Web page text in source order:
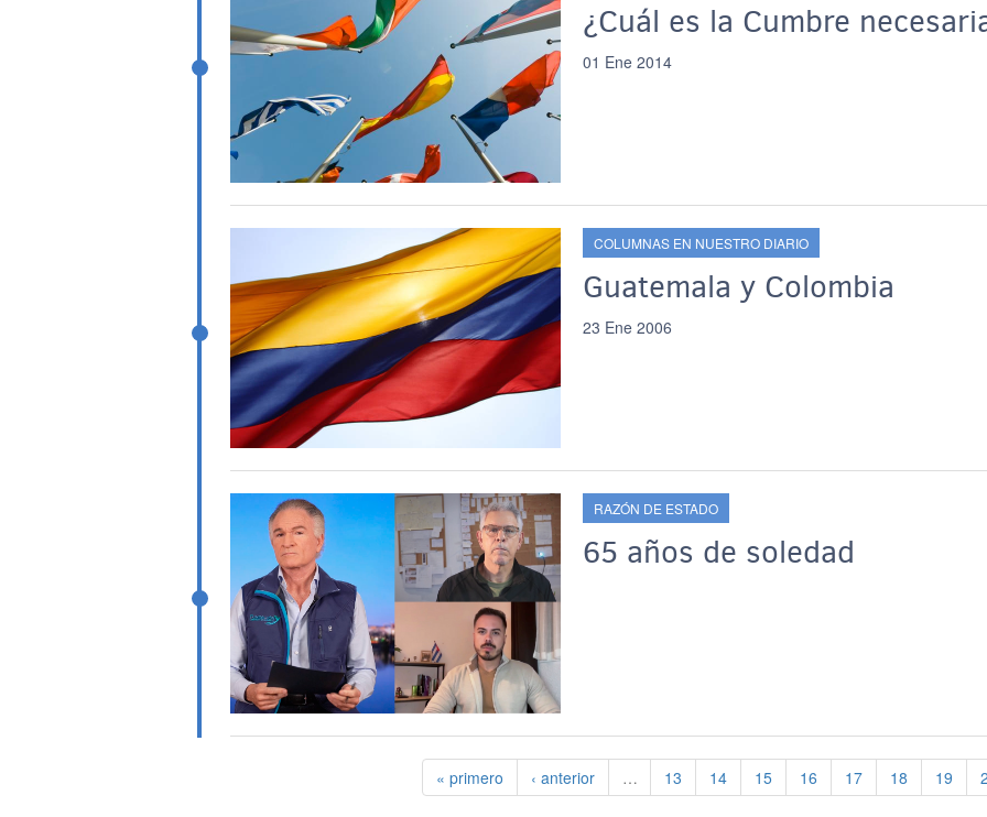
¿Cuál es la Cumbre
01 Ene 2014
COLUMNAS EN NUESTRO DIARIO
Guatemala y Colombia
23 Ene 2006
RAZÓN DE ESTADO
65 años de soledad
Paginación
Primera página
« primero Página anterior
‹ anterior … Página
13 Página
14 Página
15 Página
16 Página
17 Página
18 Página
19